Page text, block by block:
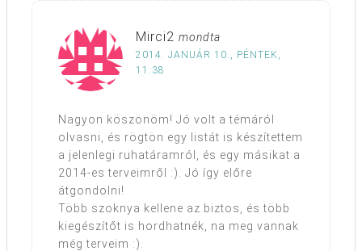
Mirci2 mondta
2014. JANUÁR 10., PÉNTEK,
11:38
Nagyon köszönöm! Jó volt a témáról
olvasni, és rögtön egy listát is készítettem
a jelenlegi ruhatáramról, és egy másikat a
2014-es terveimről :). Jó így előre
átgondolni!
Több szoknya kellene az biztos, és több
kiegészítőt is hordhatnék, na meg vannak
még terveim :).